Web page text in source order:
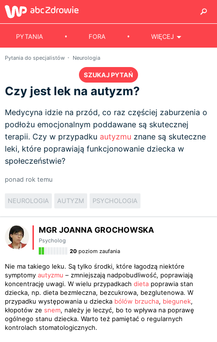
PYTANIA FORA WIĘCEJ
Pytania do specjalistów Neurologia
SZUKAJ PYTAŃ
Czy jest lek na autyzm?
Medycyna idzie na przód, co raz częściej zaburzenia o
podłożu emocjonalnym poddawane są skutecznej
terapii. Czy w przypadku autyzmu znane są skuteczne
leki, które poprawiają funkcjonowanie dziecka w
społeczeństwie?
ponad rok temu
NEUROLOGIA AUTYZM PSYCHOLOGIA
MGR JOANNA GROCHOWSKA
Psycholog
20 poziom zaufania
Nie ma takiego leku. Są tylko środki, które łagodzą niektóre
symptomy autyzmu – zmniejszają nadpobudliwość, poprawiają
koncentrację uwagi. W wielu przypadkach dieta poprawia stan
dziecka, np. dieta bezmleczna, bezcukrowa, bezglutenowa. W
przypadku występowania u dziecka bólów brzucha, biegunek,
kłopotów ze snem, należy je leczyć, bo to wpływa na poprawę
ogólnego stanu dziecka. Warto też pamiętać o regularnych
kontrolach stomatologicznych.